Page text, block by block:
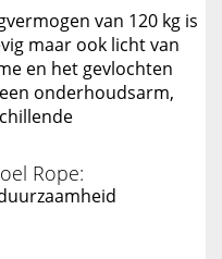
van 120 kg is
maar ook licht van
en het gevlochten
onderhoudsarm,
Rope: